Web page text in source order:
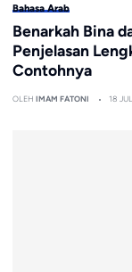
Bahasa Arab
Benarkah Bina
Penjelasan
Contohnya
OLEH IMAM FATONI 18